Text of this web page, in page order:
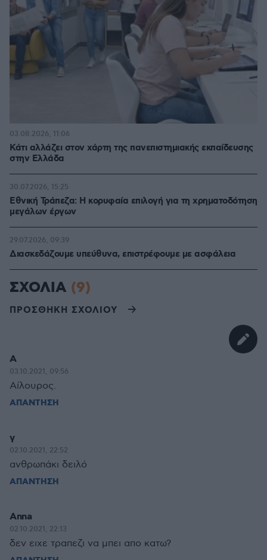
Κάτι αλλάζει στον χάρτη της πανεπιστημιακής εκπαίδευσης
στην Ελλάδα
03.08.2026, 11:06
Εθνική Τράπεζα: Η κορυφαία επιλογή για τη χρηματοδότηση
μεγάλων έργων
30.07.2026, 15:25
Διασκεδάζουμε υπεύθυνα, επιστρέφουμε με ασφάλεια
29.07.2026, 09:39
ΣΧΟΛΙΑ (9)
ΠΡΟΣΘΗΚΗ ΣΧΟΛΙΟΥ
Α
03.10.2021, 09:56
Αίλουρος.
ΑΠΑΝΤΗΣΗ
γ
02.10.2021, 22:52
ανθρωπάκι δειλό
ΑΠΑΝΤΗΣΗ
Anna
02.10.2021, 22:13
δεν ειχε τραπεζι να μπει απο κατω?